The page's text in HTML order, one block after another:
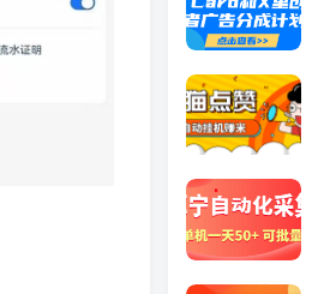
TOP8
TOP9
TOP10